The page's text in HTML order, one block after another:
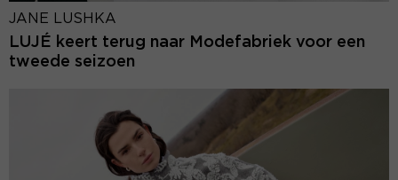
JANE LUSHKA
LUJÉ keert terug naar Modefabriek voor een
tweede seizoen